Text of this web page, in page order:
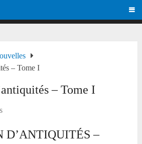
– Tome I
– Tome I
D’ANTIQUITÉS –